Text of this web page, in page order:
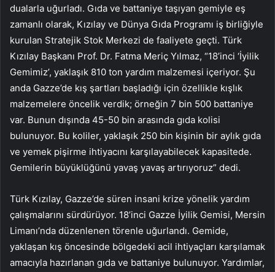
dualarla uğurladı. Gıda ve battaniye taşıyan gemiyle eş
zamanlı olarak, Kızılay ve Dünya Gıda Programı iş birliğiyle
kurulan Stratejik Stok Merkezi de faaliyete geçti. Türk
Kızılay Başkanı Prof. Dr. Fatma Meriç Yılmaz, “18’inci ‘İyilik
Gemimiz’, yaklaşık 810 ton yardım malzemesi içeriyor. Şu
anda Gazze’de kış şartları başladığı için özellikle kışlık
malzemelere öncelik verdik; örneğin 7 bin 500 battaniye
var. Bunun dışında 45-50 bin arasında gıda kolisi
bulunuyor. Bu koliler, yaklaşık 250 bin kişinin bir aylık gıda
ve yemek pişirme ihtiyacını karşılayabilecek kapasitede.
Gemilerin büyüklüğünü yavaş yavaş artırıyoruz” dedi.
Türk Kızılay, Gazze’de süren insani krize yönelik yardım
çalışmalarını sürdürüyor. 18’inci Gazze İyilik Gemisi, Mersin
Limanı’nda düzenlenen törenle uğurlandı. Gemide,
yaklaşan kış öncesinde bölgedeki acil ihtiyaçları karşılamak
amacıyla hazırlanan gıda ve battaniye bulunuyor. Yardımlar,